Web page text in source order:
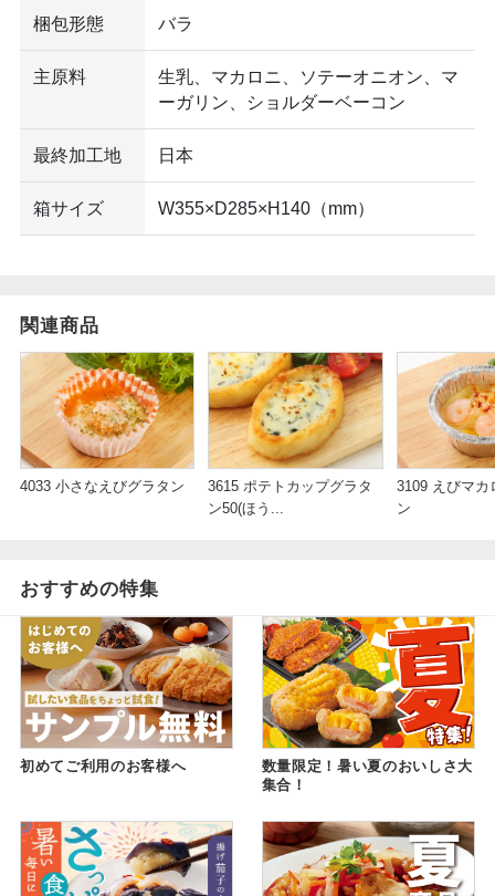
梱包形態 バラ
主原料
生乳、マカロニ、ソテーオニオン、マ
ーガリン、ショルダーベーコン
最終加工地 日本
箱サイズ W355×D285×H140（mm）
関連商品
4033 小さなえびグラタン
3615 ポテトカップグラタ
ン50(ほう...
3109 えびマカ
ン
おすすめの特集
初めてご利用のお客様へ
数量限定！暑い夏のおいしさ大
集合！